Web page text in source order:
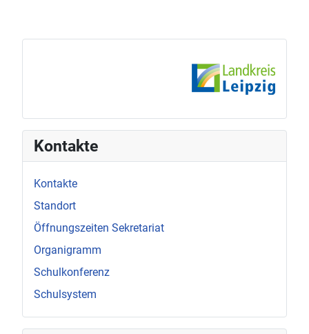
Kontakte
Kontakte
Standort
Öffnungszeiten Sekretariat
Organigramm
Schulkonferenz
Schulsystem